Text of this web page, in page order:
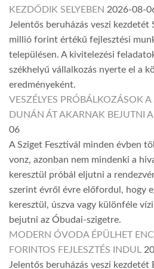
KEZDŐDIK SELYEBEN 2026-08-
Jelentős beruházás veszi
millió forint értékű fejlesztési
településen. A kivitelezési
székhelyű vállalkozás nyerte el a
eredményeként.
VESZÉLYES PRÓBÁLKOZÁSOK
DUNÁN ÁT AKARNAK BEJUTNI
06
A Sziget Fesztivál minden évben
vonz, azonban nem mindenki a
keresztül próbál eljutni a
szerint évről évre előfordul, hogy
keresztül, úszva vagy különféle
bejutni az Óbudai-szigetre.
MODERN ÓVODA ÉPÜLHET
FORINTOS FEJLESZTÉS INDUL
Jelentős beruházás veszi kezdetét